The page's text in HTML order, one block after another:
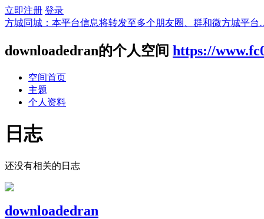
立即注册 登录
方城同城：本平台信息将转发至多个朋友圈、群和微方城平
downloadedran的个人空间 https://
空间首页
主题
个人资料
日志
还没有相关的日志
downloadedran